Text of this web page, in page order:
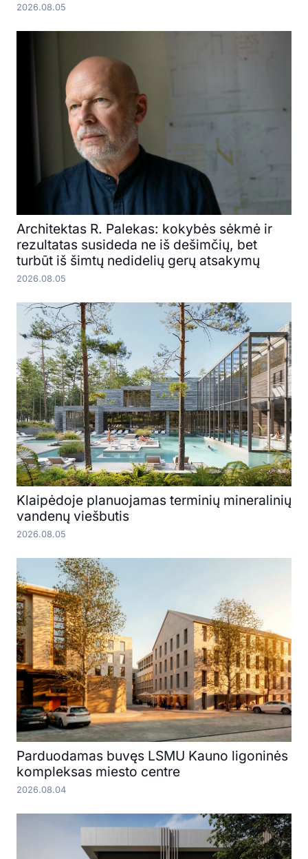
2026.08.05
Architektas R. Palekas: kokybės sėkmė ir
rezultatas susideda ne iš dešimčių, bet
turbūt iš šimtų nedidelių gerų atsakymų
2026.08.05
Klaipėdoje planuojamas terminių mineralinių
vandenų viešbutis
2026.08.05
Parduodamas buvęs LSMU Kauno ligoninės
kompleksas miesto centre
2026.08.04